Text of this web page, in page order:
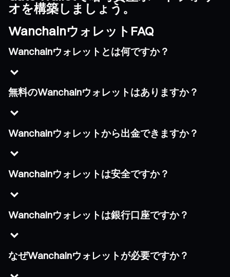
オを構築しましょう。
WanchainウォレットFAQ
Wanchainウォレットとは何ですか？
無料のWanchainウォレットはありますか？
Wanchainウォレットから出金できますか？
Wanchainウォレットは安全ですか？
Wanchainウォレットは銀行口座ですか？
なぜWanchainウォレットが必要ですか？